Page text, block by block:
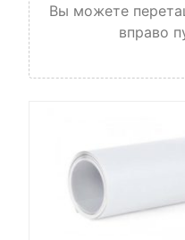
Вы можете
вправо